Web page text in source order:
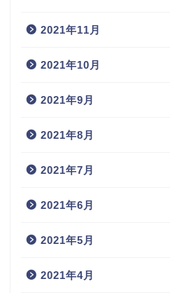
2021年11月
2021年10月
2021年9月
2021年8月
2021年7月
2021年6月
2021年5月
2021年4月